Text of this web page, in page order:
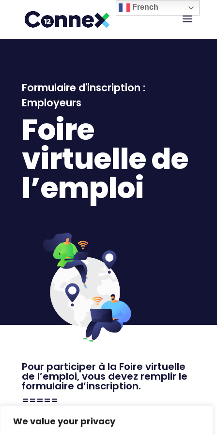
We value your privacy
Formulaire d'inscription :
Employeurs
Foire
virtuelle de
l’emploi
Pour participer à la Foire virtuelle
de l’emploi, vous devez remplir le
formulaire d’inscription.
=====
To participate in the Virtual Job
Fair, you must complete the
French